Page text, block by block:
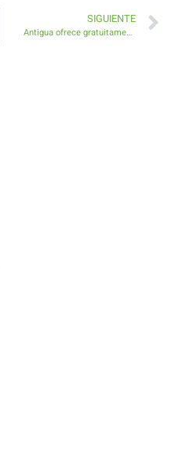
SIGUIENTE
Antigua ofrece gratuitamente Video-Spots publicitarios y personalizados a todos y cada uno de los comercios del Municipio